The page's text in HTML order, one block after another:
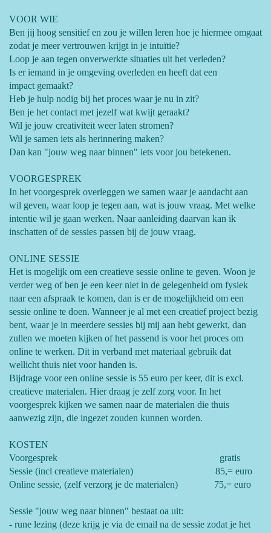
VOOR WIE
Ben jij hoog sensitief en zou je willen leren hoe je hiermee omgaat
zodat je meer vertrouwen krijgt in je intuïtie?
Loop je aan tegen onverwerkte situaties uit het verleden?
Is er iemand in je omgeving overleden en heeft dat een
impact gemaakt?
Heb je hulp nodig bij het proces waar je nu in zit?
Ben je het contact met jezelf wat kwijt geraakt?
Wil je jouw creativiteit weer laten stromen?
Wil je samen iets als herinnering maken?
Dan kan "jouw weg naar binnen" iets voor jou betekenen.
VOORGESPREK
In het voorgesprek overleggen we samen waar je aandacht aan
wil geven, waar loop je tegen aan, wat is jouw vraag. Met welke
intentie wil je gaan werken. Naar aanleiding daarvan kan ik
inschatten of de sessies passen bij de jouw vraag.
ONLINE SESSIE
Het is mogelijk om een creatieve sessie online te geven. Woon je
verder weg of ben je een keer niet in de gelegenheid om fysiek
naar een afspraak te komen, dan is er de mogelijkheid om een
sessie online te doen. Wanneer je al met een creatief project bezig
bent, waar je in meerdere sessies bij mij aan hebt gewerkt, dan
zullen we moeten kijken of het passend is voor het proces om
online te werken. Dit in verband met materiaal gebruik dat
wellicht thuis niet voor handen is.
Bijdrage voor een online sessie is 55 euro per keer, dit is excl.
creatieve materialen. Hier draag je zelf zorg voor. In het
voorgesprek kijken we samen naar de materialen die thuis
aanwezig zijn, die ingezet zouden kunnen worden.
KOSTEN
Voorgesprek gratis
Sessie (incl creatieve materialen) 85,= euro
Online sessie, (zelf verzorg je de materialen) 75,= euro
Sessie "jouw weg naar binnen" bestaat oa uit:
- rune lezing (deze krijg je via de email na de sessie zodat je het